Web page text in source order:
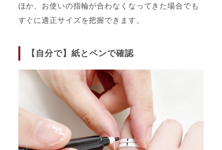
ほか、お使いの指輪が合わなくなってきた場合でも
すぐに適正サイズを把握できます。
【自分で】紙とペンで確認